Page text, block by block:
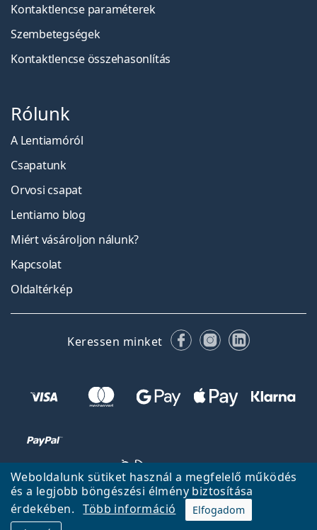
Weboldalunk sütiket használ a megfelelő működés
és a legjobb böngészési élmény biztosítása
érdekében.
Több információ
Elfogadom
Kontaktlencse paraméterek
Szembetegségek
Kontaktlencse összehasonlítás
Rólunk
A Lentiamóról
Csapatunk
Orvosi csapat
Lentiamo blog
Miért vásároljon nálunk?
Kapcsolat
Oldaltérkép
Keressen minket FacebookInstagram
LinkedIn
Fel